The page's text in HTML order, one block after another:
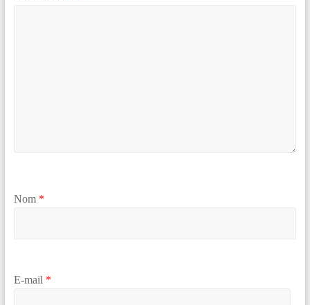
Nom *
E-mail *